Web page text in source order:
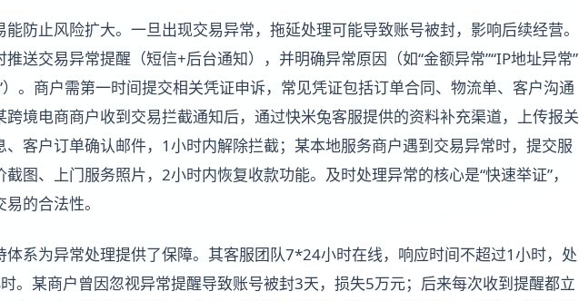
防止风险扩大。一旦出现交易异常，拖延处理可能导致账号被封，影响后续经营。
送交易异常提醒（短信+后台通知），并明确异常原因（如“金额异常”“IP地址异常”
）。商户需第一时间提交相关凭证申诉，常见凭证包括订单合同、物流单、客户沟通
跨境电商商户收到交易拦截通知后，通过快米兔客服提供的资料补充渠道，上传报关
、客户订单确认邮件，1小时内解除拦截；某本地服务商户遇到交易异常时，提交服
图、上门服务照片，2小时内恢复收款功能。及时处理异常的核心是“快速举证”，
的合法性。
体系为异常处理提供了保障。其客服团队7*24小时在线，响应时间不超过1小时，处
。某商户曾因忽视异常提醒导致账号被封3天，损失5万元；后来每次收到提醒都立